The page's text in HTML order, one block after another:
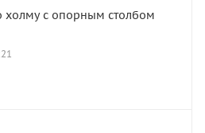
холму с опорным столбом